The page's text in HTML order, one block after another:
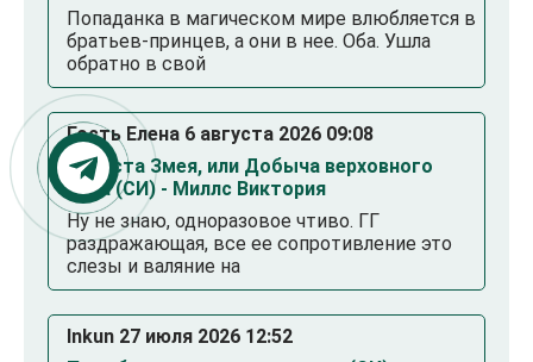
Попаданка в магическом мире влюбляется в
братьев-принцев, а они в нее. Оба. Ушла
обратно в свой
Гость Елена 6 августа 2026 09:08
Невеста Змея, или Добыча верховного
Нага (СИ) - Миллс Виктория
Ну не знаю, одноразовое чтиво. ГГ
раздражающая, все ее сопротивление это
слезы и валяние на
Inkun 27 июля 2026 12:52